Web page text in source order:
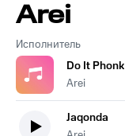
Исполнитель
Arei
Do It Phonk
Arei
Jaqonda